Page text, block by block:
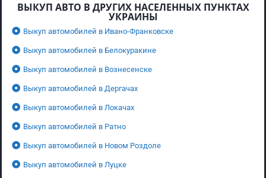
ВЫКУП АВТО В ДРУГИХ НАСЕЛЕННЫХ ПУНКТАХ
УКРАИНЫ
Выкуп автомобилей в Ивано-Франковске
Выкуп автомобилей в Белокуракине
Выкуп автомобилей в Вознесенске
Выкуп автомобилей в Дергачах
Выкуп автомобилей в Локачах
Выкуп автомобилей в Ратно
Выкуп автомобилей в Новом Роздоле
Выкуп автомобилей в Луцке